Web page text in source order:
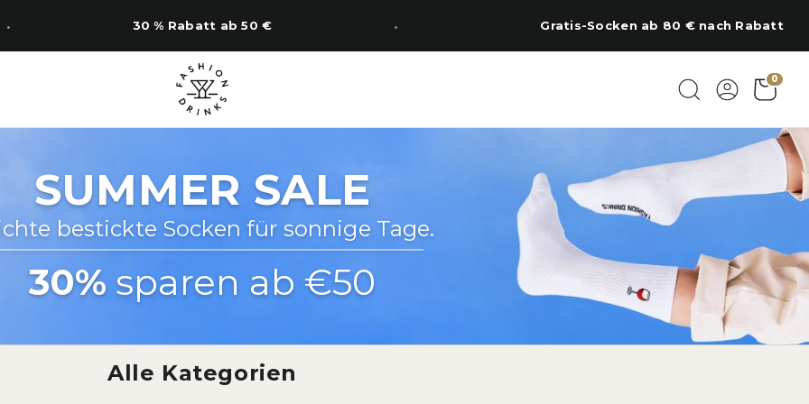
14 Tage Rückgabe Regional am Chiemsee bestickt
0
SUMMER SALE
bestickte Socken für sonnige Tage.
30% sparen ab €50
Alle Kategorien